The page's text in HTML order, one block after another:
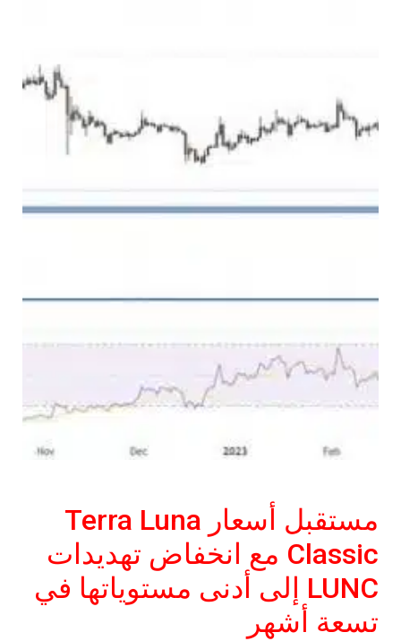
مستقبل أسعار Terra Luna
Classic مع انخفاض تهديدات
LUNC إلى أدنى مستوياتها في
تسعة أشهر